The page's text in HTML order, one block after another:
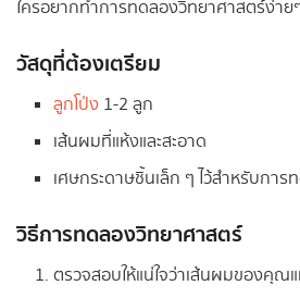
ใครอยากทำการทดลองวิทยาศาสตร์ง่าย
วัสดุที่ต้องเตรียม
ลูกโป่ง 1-2 ลูก
เส้นผมที่แห้งและสะอาด
เศษกระดาษชิ้นเล็ก ๆ ไว้สำหรับการ
วิธีการทดลองวิทยาศาสตร์
ตรวจสอบให้แน่ใจว่าเส้นผมของคุณ